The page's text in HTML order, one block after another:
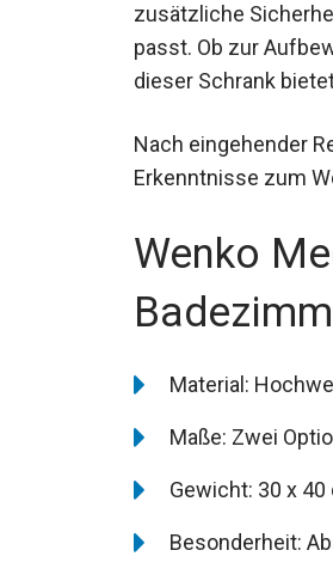
zusätzliche
passt. Ob zur
dieser Schrank
Nach eingehender
Erkenntnisse zum
Wenko
Material:
Maße: Zwei
Gewicht: 30 x 40
Besonderheit: